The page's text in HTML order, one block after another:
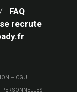
FAQ
recrute
– CGU